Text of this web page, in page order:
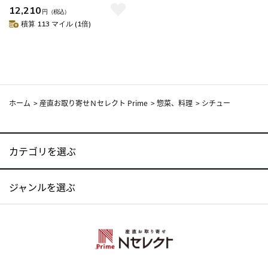
12,210 円 （税込）
積算 113 マイル (1倍)
ホーム > 産直お取り寄せＮセレクト Prime >惣菜、料理 > シチュー
カテゴリを選ぶ
ジャンルを選ぶ